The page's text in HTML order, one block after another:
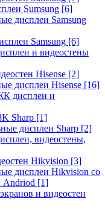
Sumsung [6]
дисплеи Samsung
Samsung [6]
и видеостены
Hisense [2]
дисплеи Hisense [16]
дисплеи и
Sharp [1]
дисплеи Sharp [2]
видеостены,
Hikvision [3]
дисплеи Hikvision со
Andriod [1]
и видеостен